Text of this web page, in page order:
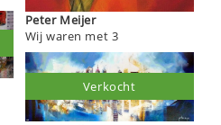
Peter Meijer
Wij waren met 3
Verkocht